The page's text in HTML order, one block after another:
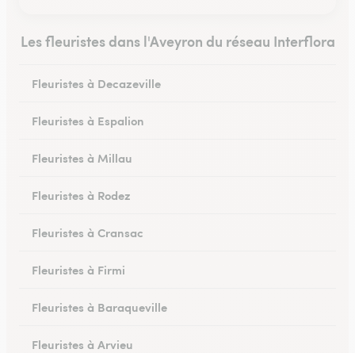
Les fleuristes dans l'Aveyron du réseau Interflora
Fleuristes à Decazeville
Fleuristes à Espalion
Fleuristes à Millau
Fleuristes à Rodez
Fleuristes à Cransac
Fleuristes à Firmi
Fleuristes à Baraqueville
Fleuristes à Arvieu